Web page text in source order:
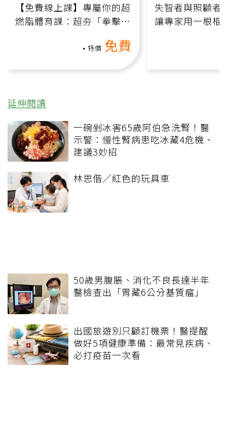
【免費線上課】專屬你的超
燃脂體育課：超夯「拳擊有
特價 免費
失智者與照顧者
讓專家用一根棍
延伸閱讀
一碗剉冰害65歲阿伯急洗腎！醫
示警：慢性腎病患吃冰藏4危機、
建議3妙招
林思偕／紅色的玩具車
50歲男腹脹、消化不良長達半年
醫檢查出「胃藏6公分基質瘤」
出國旅遊別只顧訂機票！醫提醒
做好5項健康準備：最常見疾病、
必打疫苗一次看